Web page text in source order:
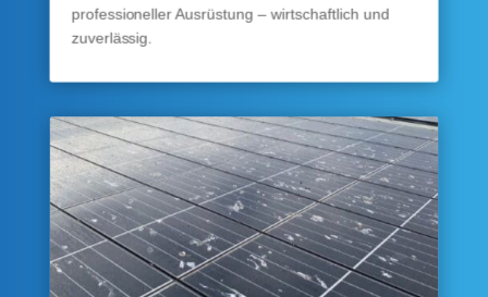
professioneller Ausrüstung – wirtschaftlich und
zuverlässig.